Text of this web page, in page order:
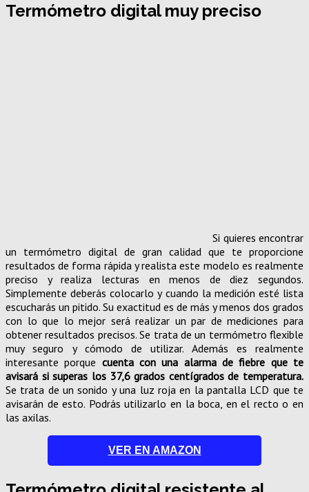
Termómetro digital muy preciso
Si quieres encontrar
un termómetro digital de gran calidad que te proporcione
resultados de forma rápida y realista este modelo es realmente
preciso y realiza lecturas en menos de diez segundos.
Simplemente deberás colocarlo y cuando la medición esté lista
escucharás un pitido. Su exactitud es de más y menos dos grados
con lo que lo mejor será realizar un par de mediciones para
obtener resultados precisos. Se trata de un termómetro flexible
muy seguro y cómodo de utilizar. Además es realmente
interesante porque cuenta con una alarma de fiebre que te
avisará si superas los 37,6 grados centígrados de temperatura.
Se trata de un sonido y una luz roja en la pantalla LCD que te
avisarán de esto. Podrás utilizarlo en la boca, en el recto o en
las axilas.
VER EN AMAZON